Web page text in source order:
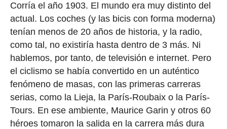
Corría el año 1903. El mundo era muy distinto del
actual. Los coches (y las bicis con forma moderna)
tenían menos de 20 años de historia, y la radio,
como tal, no existiría hasta dentro de 3 más. Ni
hablemos, por tanto, de televisión e internet. Pero
el ciclismo se había convertido en un auténtico
fenómeno de masas, con las primeras carreras
serias, como la Lieja, la París-Roubaix o la París-
Tours. En ese ambiente, Maurice Garin y otros 60
héroes tomaron la salida en la carrera más dura